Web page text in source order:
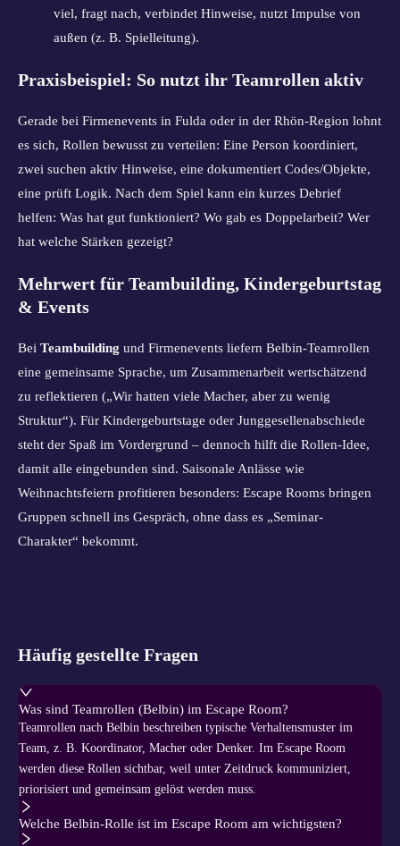
viel, fragt nach, verbindet Hinweise, nutzt Impulse von
außen (z. B. Spielleitung).
Praxisbeispiel: So nutzt ihr Teamrollen aktiv
Gerade bei Firmenevents in Fulda oder in der Rhön-Region lohnt
es sich, Rollen bewusst zu verteilen: Eine Person koordiniert,
zwei suchen aktiv Hinweise, eine dokumentiert Codes/Objekte,
eine prüft Logik. Nach dem Spiel kann ein kurzes Debrief
helfen: Was hat gut funktioniert? Wo gab es Doppelarbeit? Wer
hat welche Stärken gezeigt?
Mehrwert für Teambuilding, Kindergeburtstag
& Events
Bei Teambuilding und Firmenevents liefern Belbin-Teamrollen
eine gemeinsame Sprache, um Zusammenarbeit wertschätzend
zu reflektieren („Wir hatten viele Macher, aber zu wenig
Struktur“). Für Kindergeburtstage oder Junggesellenabschiede
steht der Spaß im Vordergrund – dennoch hilft die Rollen-Idee,
damit alle eingebunden sind. Saisonale Anlässe wie
Weihnachtsfeiern profitieren besonders: Escape Rooms bringen
Gruppen schnell ins Gespräch, ohne dass es „Seminar-
Charakter“ bekommt.
Häufig gestellte Fragen
Was sind Teamrollen (Belbin) im Escape Room?
Teamrollen nach Belbin beschreiben typische Verhaltensmuster im
Team, z. B. Koordinator, Macher oder Denker. Im Escape Room
werden diese Rollen sichtbar, weil unter Zeitdruck kommuniziert,
priorisiert und gemeinsam gelöst werden muss.
Welche Belbin-Rolle ist im Escape Room am wichtigsten?